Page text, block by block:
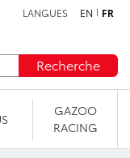
LANGUES EN FR
Recherche
GAZOO
RACING